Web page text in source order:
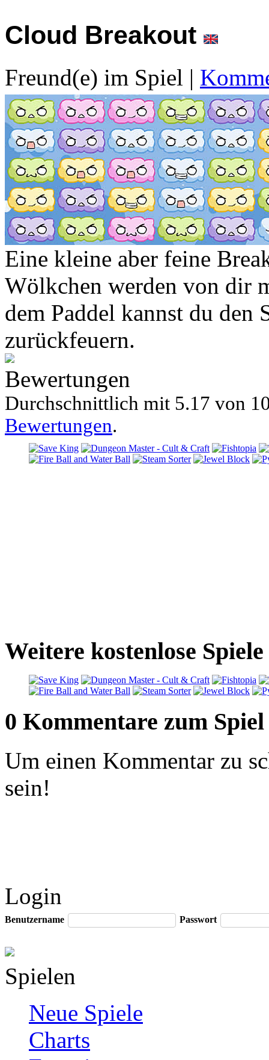
Cloud Breakout
Freund(e) im Spiel |
Eine kleine aber feine
Wölkchen werden von dir
dem Paddel kannst du
zurückfeuern.
Bewertungen
Durchschnittlich mit 5.17 von
Bewertungen.
Weitere kostenlose
0 Kommentare zum Spiel
Um einen Kommentar zu
sein!
Login
Benutzername Passwort
Spielen
Neue Spiele
Charts